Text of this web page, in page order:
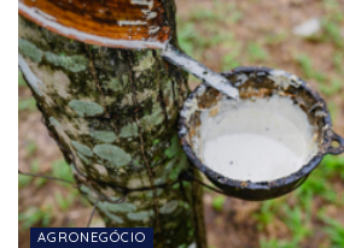
AGRONEGÓCIO